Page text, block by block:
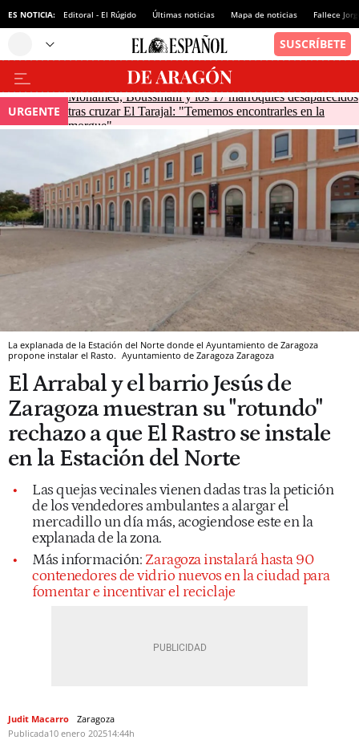
ES NOTICIA: Editoral - El Rúgido Últimas noticias Mapa de noticias Fallece
URGENTE
Mohamed, Boussmahi y los 17 marroquíes desaparecidos
tras cruzar El Tarajal: "Tememos encontrarles en la
morgue"
La explanada de la Estación del Norte donde el Ayuntamiento de Zaragoza
propone instalar el Rasto. Ayuntamiento de Zaragoza Zaragoza
El Arrabal y el barrio Jesús de
Zaragoza muestran su "rotundo"
rechazo a que El Rastro se instale
en la Estación del Norte
Las quejas vecinales vienen dadas tras la petición
de los vendedores ambulantes a alargar el
mercadillo un día más, acogiendose este en la
explanada de la zona.
Más información: Zaragoza instalará hasta 90
contenedores de vidrio nuevos en la ciudad para
fomentar e incentivar el reciclaje
Judit Macarro
Zaragoza
Publicada10 enero 202514:44h